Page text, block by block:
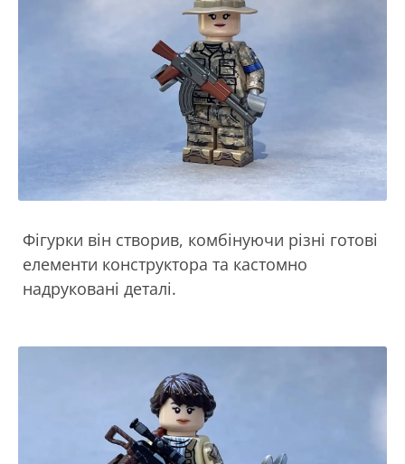
Фігурки він створив, комбінуючи різні готові
елементи конструктора та кастомно
надруковані деталі.